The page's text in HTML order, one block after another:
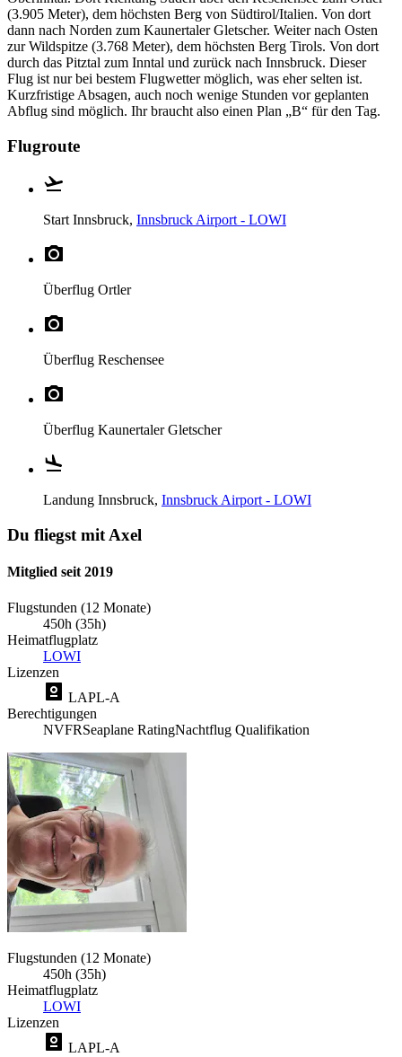
(3.905 Meter), dem höchsten Berg von Südtirol/Italien. Von dort
dann nach Norden zum Kaunertaler Gletscher. Weiter nach Osten
zur Wildspitze (3.768 Meter), dem höchsten Berg Tirols. Von dort
durch das Pitztal zum Inntal und zurück nach Innsbruck. Dieser
Flug ist nur bei bestem Flugwetter möglich, was eher selten ist.
Kurzfristige Absagen, auch noch wenige Stunden vor geplanten
Abflug sind möglich. Ihr braucht also einen Plan „B“ für den Tag.
Flugroute
Start Innsbruck, Innsbruck Airport - LOWI
Überflug Ortler
Überflug Reschensee
Überflug Kaunertaler Gletscher
Landung Innsbruck, Innsbruck Airport - LOWI
Du fliegst mit Axel
Mitglied seit 2019
Flugstunden (12 Monate)
450h (35h)
Heimatflugplatz
LOWI
Lizenzen
LAPL-A
Berechtigungen
NVFRSeaplane RatingNachtflug Qualifikation
Flugstunden (12 Monate)
450h (35h)
Heimatflugplatz
LOWI
Lizenzen
LAPL-A